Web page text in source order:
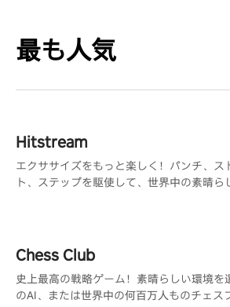
最も人気
Hitstream
エクササイズをもっと楽しく！パンチ、ス
ト、ステップを駆使して、世界中の素晴ら
Chess Club
史上最高の戦略ゲーム！素晴らしい環境を
のAI、または世界中の何百万人ものチェス